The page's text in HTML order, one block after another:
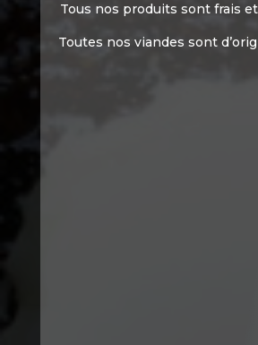
Tous nos produits sont frais
Toutes nos viandes sont